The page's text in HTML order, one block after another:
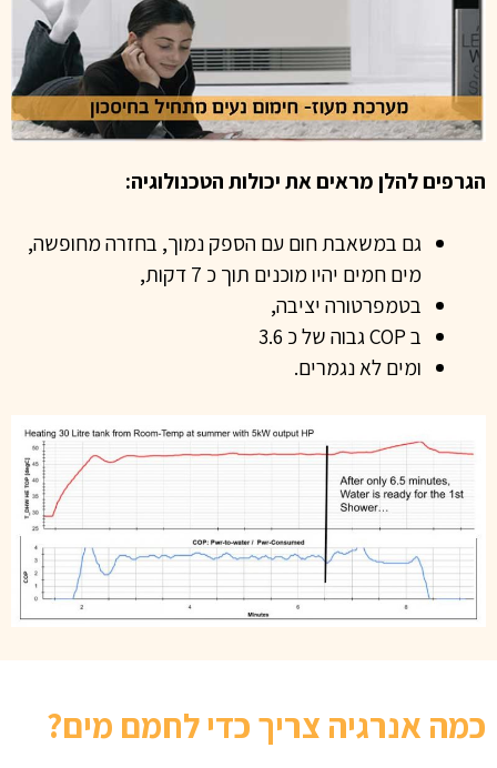
עם מעוז, הספק האנרגיה המוגדל יחמם דירה של כ
75 מ"ר ומעלה, כלומר מזגן סלון יכול לחמם דירה
הגרפים להלן מראים את יכולות הטכנולוגיה:
גם במשאבת חום עם הספק נמוך, בחזרה מחופשה,
מים חמים יהיומוכנים תוך כ 7 דקות,
בטמפרטורה יציבה,
ב COP גבוה של כ 3.6
ומים לא נגמרים.
כמה אנרגיה צריך כדי לחמם מים?